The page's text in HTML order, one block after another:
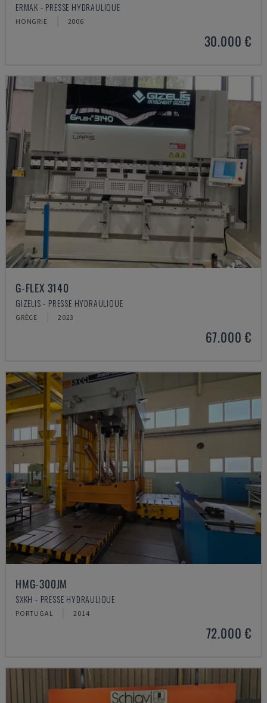
ERMAK - PRESSE HYDRAULIQUE
HONGRIE 2006
30.000 €
G-FLEX 3140
GIZELIS - PRESSE HYDRAULIQUE
GRÈCE 2023
67.000 €
HMG-300JM
SXKH - PRESSE HYDRAULIQUE
PORTUGAL 2014
72.000 €